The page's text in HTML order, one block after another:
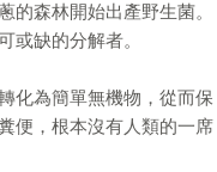
森林開始出產野生菌。
或缺的分解者。
化為簡單無機物，從而保
便，根本沒有人類的一席